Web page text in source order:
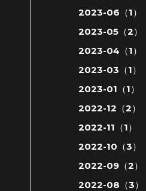
2023-06（1）
2023-05（2）
2023-04（1）
2023-03（1）
2023-01（1）
2022-12（2）
2022-11（1）
2022-10（3）
2022-09（2）
2022-08（3）